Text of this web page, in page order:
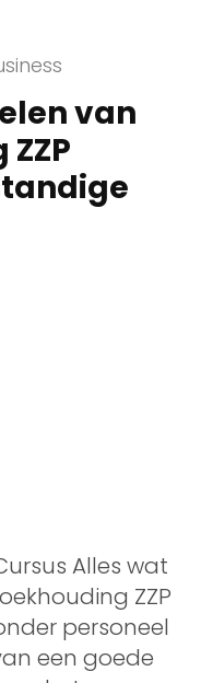
van
Alles wat
ZZP
personeel
een goede